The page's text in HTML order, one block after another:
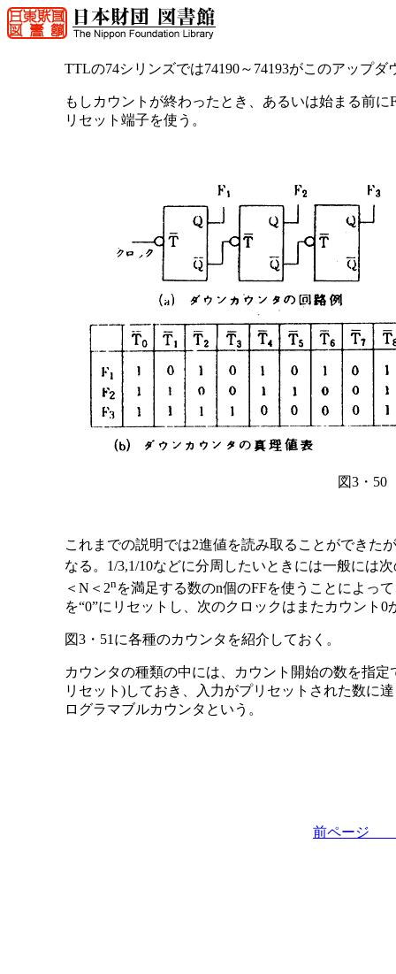
TTLの74シリンズでは74190～74193がこのアップ
もしカウントが終わったとき、あるいは始まる前
リセット端子を使う。
図3・
これまでの説明では2進値を読み取ることができた
なる。1/3,1/10などに分周したいときには一般には
＜N＜2nを満足する数のn個のFFを使うことによっ
を“0”にリセットし、次のクロックはまたカウント
図3・51に各種のカウンタを紹介しておく。
カウンタの種類の中には、カウント開始の数を指
リセット)しておき、入力がプリセットされた数に
ログラマブルカウンタという。
前ペー